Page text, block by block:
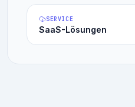
SERVICE
SaaS-Lösungen